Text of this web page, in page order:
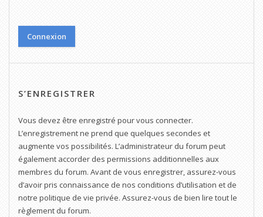
S’ENREGISTRER
Vous devez être enregistré pour vous connecter.
L’enregistrement ne prend que quelques secondes et
augmente vos possibilités. L’administrateur du forum peut
également accorder des permissions additionnelles aux
membres du forum. Avant de vous enregistrer, assurez-vous
d’avoir pris connaissance de nos conditions d’utilisation et de
notre politique de vie privée. Assurez-vous de bien lire tout le
règlement du forum.